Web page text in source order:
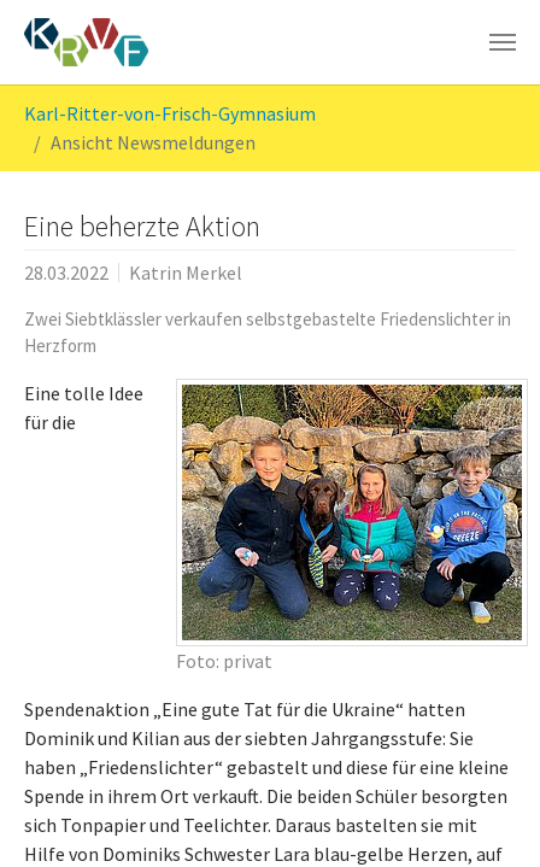
Karl-Ritter-von-Frisch-Gymnasium
Ansicht Newsmeldungen
Eine beherzte Aktion
28.03.2022 Katrin Merkel
Zwei Siebtklässler verkaufen selbstgebastelte Friedenslichter in
Herzform
Foto: privat
Eine tolle Idee
für die
Spendenaktion „Eine gute Tat für die Ukraine“ hatten
Dominik und Kilian aus der siebten Jahrgangsstufe: Sie
haben „Friedenslichter“ gebastelt und diese für eine kleine
Spende in ihrem Ort verkauft. Die beiden Schüler besorgten
sich Tonpapier und Teelichter. Daraus bastelten sie mit
Hilfe von Dominiks Schwester Lara blau-gelbe Herzen, auf